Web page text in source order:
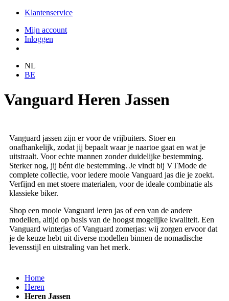
Klantenservice
Mijn account
Inloggen
NL
BE
Vanguard Heren Jassen
Vanguard jassen zijn er voor de vrijbuiters. Stoer en
onafhankelijk, zodat jij bepaalt waar je naartoe gaat en wat je
uitstraalt. Voor echte mannen zonder duidelijke bestemming.
Sterker nog, jij bént die bestemming. Je vindt bij VTMode de
complete collectie, voor iedere mooie Vanguard jas die je zoekt.
Verfijnd en met stoere materialen, voor de ideale combinatie als
klassieke biker.
Shop een mooie Vanguard leren jas of een van de andere
modellen, altijd op basis van de hoogst mogelijke kwaliteit. Een
Vanguard winterjas of Vanguard zomerjas: wij zorgen ervoor dat
je de keuze hebt uit diverse modellen binnen de nomadische
levensstijl en uitstraling van het merk.
Home
Heren
Heren Jassen